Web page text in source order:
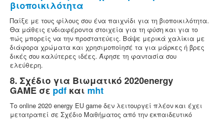
βιοποικιλότητα
Παίξε με τους φίλους σου ένα παιχνίδι για τη βιοποικιλότητα.
Θα μάθεις ενδιαφέροντα στοιχεία για τη φύση και για το
πώς μπορείς να την προστατεύεις. Βάψε μερικά χαλίκια με
διάφορα χρώματα και χρησιμοποίησέ τα για μάρκες ή βρες
δικές σου καλύτερες ιδέες. Άφησε τη φαντασία σου
ελεύθερη.
8. Σχέδιο για Βιωματικό 2020energy
GAME σε pdf και mht
Το online 2020 energy EU game δεν λειτουργεί πλέον και έχει
μετατραπεί σε Σχέδιο Μαθήματος από την εκπαιδευτικό